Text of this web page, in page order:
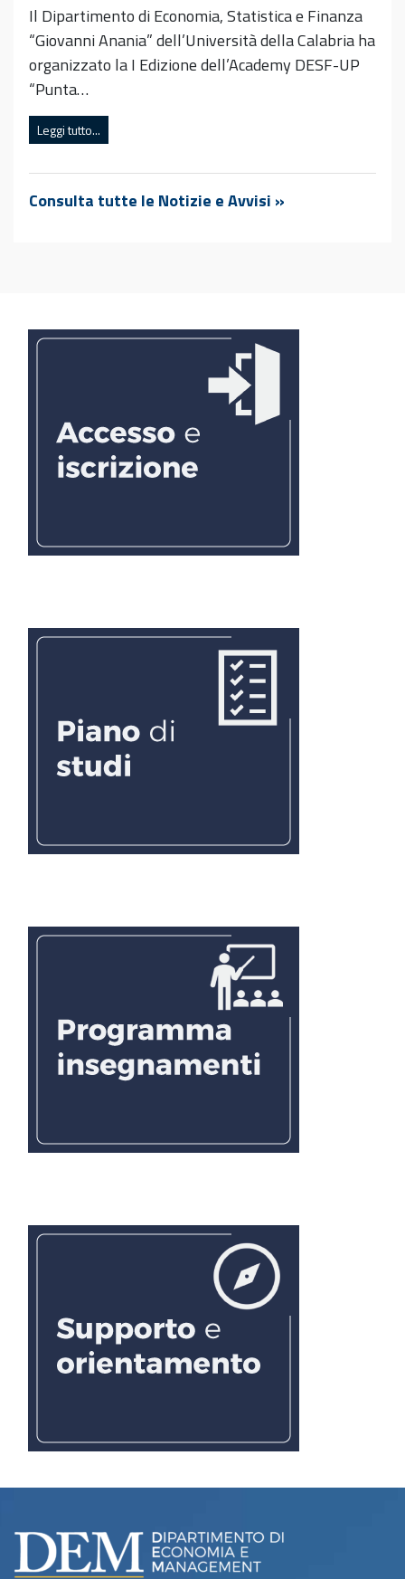
Il Dipartimento di Economia, Statistica e Finanza
“Giovanni Anania” dell’Università della Calabria ha
organizzato la I Edizione dell’Academy DESF-UP
“Punta…
Leggi tutto...
Consulta tutte le Notizie e Avvisi »